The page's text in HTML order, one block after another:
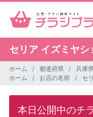
セリア イズミヤシ
ホーム 都道府県 兵庫
ホーム
お店の名前 セ
本日公開中のチ